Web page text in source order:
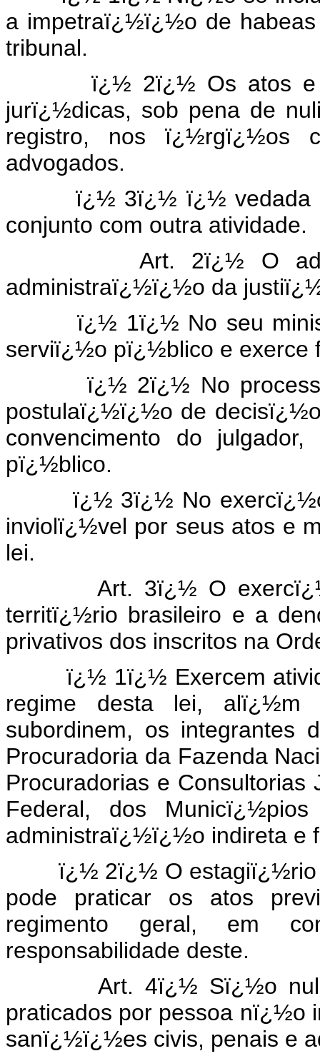
a impetraï¿½ï¿½o de
tribunal.
ï¿½ 2ï¿½ Os atos e
jurï¿½dicas, sob pena de
registro, nos ï¿½rgï¿½os
advogados.
ï¿½ 3ï¿½ ï¿½ vedada a
conjunto com outra atividade.
Art. 2ï¿½ O
administraï¿½ï¿½o da
ï¿½ 1ï¿½ No seu
serviï¿½o pï¿½blico e
ï¿½ 2ï¿½ No processo
postulaï¿½ï¿½o de
convencimento do
pï¿½blico.
ï¿½ 3ï¿½ No exercï¿½cio
inviolï¿½vel por seus atos e
lei.
Art. 3ï¿½ O
territï¿½rio brasileiro e a
privativos dos inscritos na
ï¿½ 1ï¿½ Exercem
regime desta lei,
subordinem, os integrantes
Procuradoria da Fazenda
Procuradorias e
Federal, dos
administraï¿½ï¿½o indireta e
ï¿½ 2ï¿½ O estagiï¿½rio
pode praticar os atos
regimento geral, em
responsabilidade deste.
Art. 4ï¿½ Sï¿½o nulos
praticados por pessoa nï¿½o
sanï¿½ï¿½es civis, penais e